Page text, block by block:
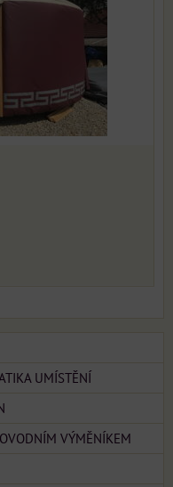
UMÍSTĚNÍ
VÝMĚNÍKEM